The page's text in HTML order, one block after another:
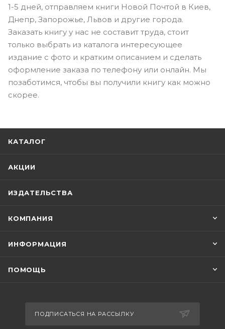
1-5 дней, отправляем книги Новой Почтой в Киев,
Днепр, Запорожье, Львов и другие города.
Заказать книгу у нас не составит труда, стоит
только выбрать из каталога интересующее
издание с фото и кратким описанием и сделать
оформление заказа по телефону или онлайн. Мы
позаботимся, чтобы вы получили книгу как можно
скорее.
КАТАЛОГ
АКЦИИ
ИЗДАТЕЛЬСТВА
КОМПАНИЯ
ИНФОРМАЦИЯ
ПОМОЩЬ
ПОДПИСАТЬСЯ НА РАССЫЛКУ